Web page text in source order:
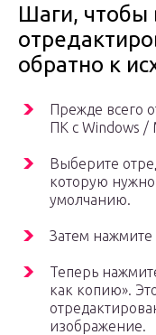
Шаги, чтобы
обратно к
Прежде всего
ПК с Windows /
Выберите
которую нужно
умолчанию.
Затем
Теперь
как копию».
изображение.